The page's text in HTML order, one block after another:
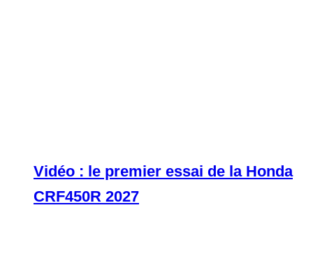
Vidéo : le premier essai de la Honda
CRF450R 2027